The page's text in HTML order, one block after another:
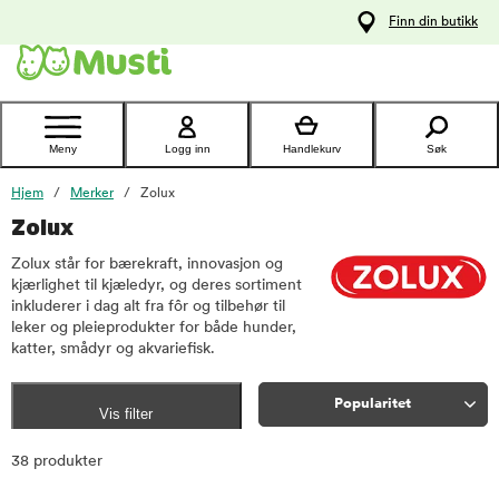
Kontakt
kundeservice
Finn din butikk
Meny Logg inn Handlekurv Søk
Hjem Merker Zolux
Zolux
Zolux står for bærekraft, innovasjon og
kjærlighet til kjæledyr, og deres sortiment
inkluderer i dag alt fra fôr og tilbehør til
leker og pleieprodukter for både hunder,
katter, smådyr og akvariefisk.
Vis filter
Popularitet
38 produkter